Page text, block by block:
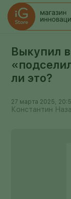
Выкупил
ли это?
27 марта 2025,
Константин